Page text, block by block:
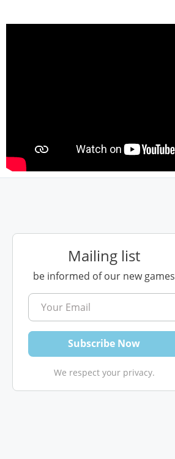
Mailing list
be informed of our new games
We respect your privacy.